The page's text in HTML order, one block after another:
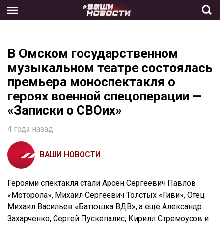
the
В Омском государственном
музыкальном театре состоялась
премьера моноспектакля о
героях военной спецоперации —
«Записки о СВОих»
4 года назад
ВАШИ НОВОСТИ
Героями спектакля стали Арсен Сергеевич Павлов
«Моторола», Михаил Сергеевич Толстых «Гиви», Отец
Михаил Васильев «Батюшка ВДВ», а еще Александр
Захарченко, Сергей Пускепалис, Кирилл Стремоусов и